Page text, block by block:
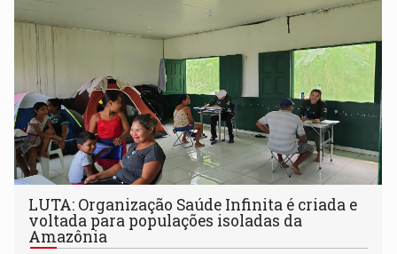
LUTA: Organização Saúde Infinita é criada e
voltada para populações isoladas da
Amazônia